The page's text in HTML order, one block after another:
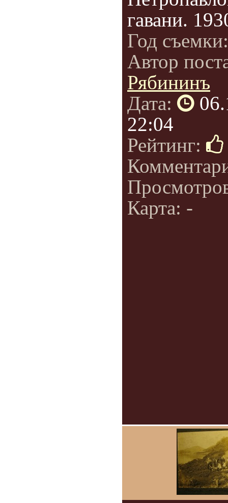
гавани.
Год
Автор
Рябининъ
Дата:
22:04
Рейтинг:
Карта: -